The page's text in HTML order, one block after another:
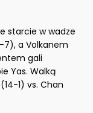
starcie w wadze
7), a Volkanem
gali
Yas. Walką
1) vs. Chan